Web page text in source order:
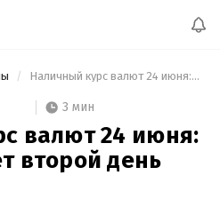
Наличный курс валют 24 июня: евро дорожает второй день подряд
3 мин
валют 24 июня:
второй день